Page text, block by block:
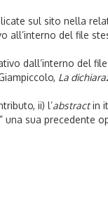
sul sito nella
del file
dall’interno del
La
ii) l’abstractin
sua precedente